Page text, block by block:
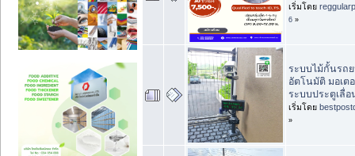
เริ่มโดย
6 »
ระบบไม้กั้นรถ
อัตโนมัติ มอเต
ระบบประตูเลื่
เริ่มโดย
»